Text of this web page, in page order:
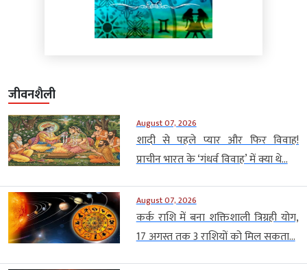
जीवनशैली
August 07, 2026
शादी से पहले प्यार और फिर विवाह!
प्राचीन भारत के ‘गंधर्व विवाह’ में क्या थे...
August 07, 2026
कर्क राशि में बना शक्तिशाली त्रिग्रही योग,
17 अगस्त तक 3 राशियों को मिल सकता...